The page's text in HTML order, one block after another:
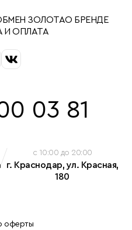
ЗОЛОТАО БРЕНДЕ
И ОПЛАТА
03 81
c 10:00 до 20:00
г. Краснодар, ул. Красная,
180
оферты